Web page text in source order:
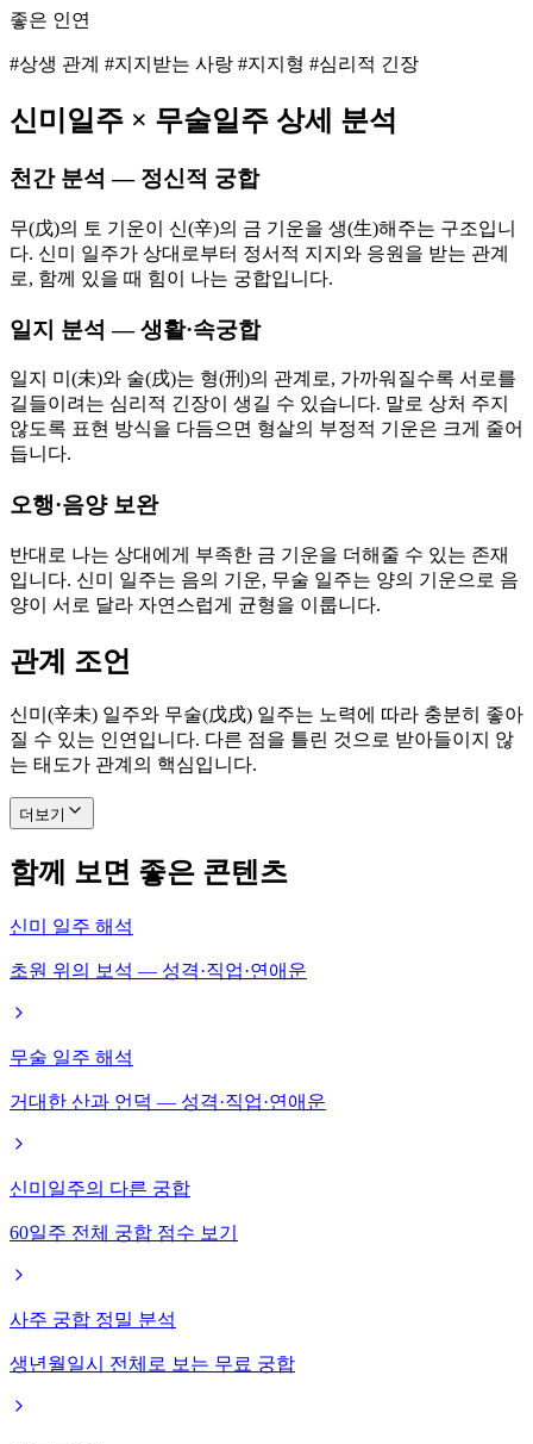
좋은 인연
#상생 관계 #지지받는 사랑 #지지형 #심리적 긴장
신미 일주 × 무술일주 상세 분석
천간 분석 — 정신적 궁합
무(戊)의 토 기운이 신(辛)의 금 기운을 생(生)해주는 구조입니
다. 신미 일주가 상대로부터 정서적 지지와 응원을 받는 관계
로, 함께 있을 때 힘이 나는 궁합입니다.
일지 분석 — 생활·속궁합
일지 미(未)와 술(戌)는 형(刑)의 관계로, 가까워질수록 서로를
길들이려는 심리적 긴장이 생길 수 있습니다. 말로 상처 주지
않도록 표현 방식을 다듬으면 형살의 부정적 기운은 크게 줄어
듭니다.
오행·음양 보완
반대로 나는 상대에게 부족한 금 기운을 더해줄 수 있는 존재
입니다. 신미 일주는 음의 기운, 무술 일주는 양의 기운으로 음
양이 서로 달라 자연스럽게 균형을 이룹니다.
관계 조언
신미(辛未) 일주와 무술(戊戌) 일주는 노력에 따라 충분히 좋아
질 수 있는 인연입니다. 다른 점을 틀린 것으로 받아들이지 않
는 태도가 관계의 핵심입니다.
더보기
함께 보면 좋은 콘텐츠
신미 일주 해석
초원 위의 보석 — 성격·직업·연애운
무술 일주 해석
거대한 산과 언덕 — 성격·직업·연애운
신미일주의 다른 궁합
60일주 전체 궁합 점수 보기
사주 궁합 정밀 분석
생년월일시 전체로 보는 무료 궁합